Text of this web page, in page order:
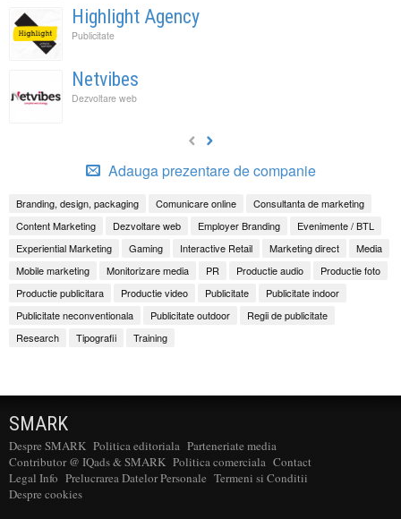
Highlight Agency
Publicitate
Netvibes
Dezvoltare web
Adauga prezentare de companie
Branding, design, packaging Comunicare online
Consultanta de marketing
Content Marketing
Dezvoltare web Employer Branding
Evenimente / BTL
Experiential Marketing
Gaming Interactive Retail Marketing direct
Media
Mobile marketing
Monitorizare media PR Productie audio
Productie foto
Productie publicitara
Productie video Publicitate
Publicitate indoor
Publicitate neconventionala
Publicitate outdoor
Regii de publicitate
Research
Tipografii Training
SMARK
Despre SMARK Politica editoriala Parteneriate media
Contributor @ IQads & SMARK Politica comerciala Contact
Legal Info Prelucrarea Datelor Personale Termeni si Conditii
Despre cookies